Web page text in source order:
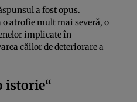
a fost opus.
atrofie mult mai severă, o
implicate în
căilor de deteriorare a
istorie“